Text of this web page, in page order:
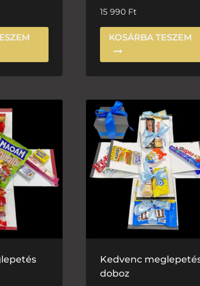
15 990 Ft
KOSÁRBA TESZEM
Kedvenc
doboz